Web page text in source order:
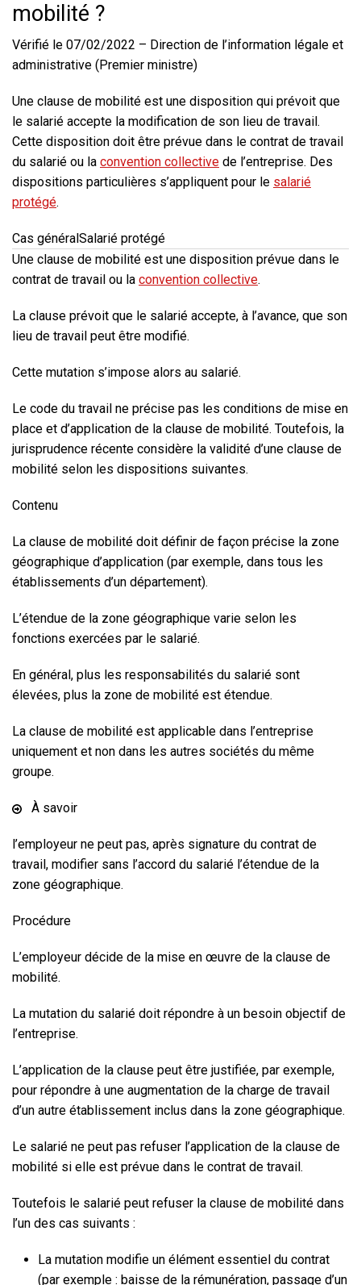
mobilité ?
Vérifié le 07/02/2022 – Direction de l’information légale et
administrative (Premier ministre)
Une clause de mobilité est une disposition qui prévoit que
le salarié accepte la modification de son lieu de travail.
Cette disposition doit être prévue dans le contrat de travail
du salarié ou la convention collective de l’entreprise. Des
dispositions particulières s’appliquent pour le salarié
protégé.
Cas général Salarié protégé
Une clause de mobilité est une disposition prévue dans le
contrat de travail ou la convention collective.
La clause prévoit que le salarié accepte, à l’avance, que son
lieu de travail peut être modifié.
Cette mutation s’impose alors au salarié.
Le code du travail ne précise pas les conditions de mise en
place et d’application de la clause de mobilité. Toutefois, la
jurisprudence récente considère la validité d’une clause de
mobilité selon les dispositions suivantes.
Contenu
La clause de mobilité doit définir de façon précise la zone
géographique d’application (par exemple, dans tous les
établissements d’un département).
L’étendue de la zone géographique varie selon les
fonctions exercées par le salarié.
En général, plus les responsabilités du salarié sont
élevées, plus la zone de mobilité est étendue.
La clause de mobilité est applicable dans l’entreprise
uniquement et non dans les autres sociétés du même
groupe.
À savoir
l’employeur ne peut pas, après signature du contrat de
travail, modifier sans l’accord du salarié l’étendue de la
zone géographique.
Procédure
L’employeur décide de la mise en œuvre de la clause de
mobilité.
La mutation du salarié doit répondre à un besoin objectif de
l’entreprise.
L’application de la clause peut être justifiée, par exemple,
pour répondre à une augmentation de la charge de travail
d’un autre établissement inclus dans la zone géographique.
Le salarié ne peut pas refuser l’application de la clause de
mobilité si elle est prévue dans le contrat de travail.
Toutefois le salarié peut refuser la clause de mobilité dans
l’un des cas suivants :
La mutation modifie un élément essentiel du contrat
(par exemple : baisse de la rémunération, passage d’un